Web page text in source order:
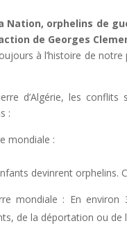
Nation, orphelins de
de Georges
à l’histoire de
d’Algérie, les
:
mondiale :
devinrent
mondiale : En
de la déportation ou de